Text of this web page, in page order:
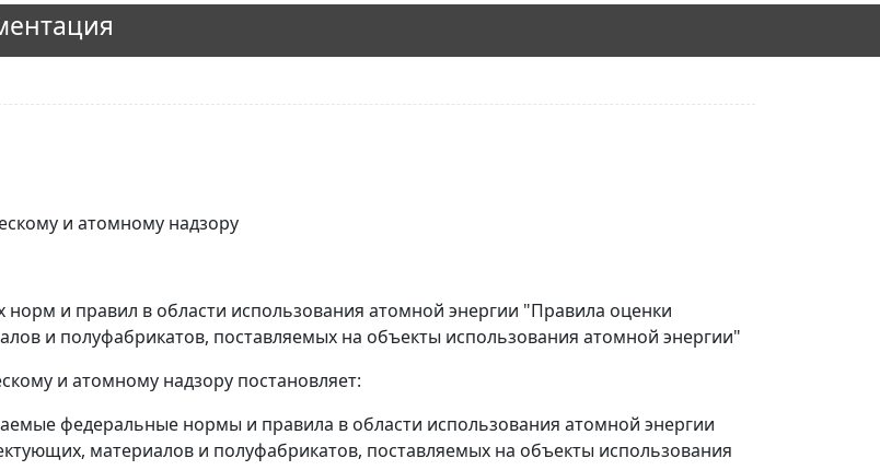
и атомному надзору
и правил в области использования атомной энергии "Правила оценки
и полуфабрикатов, поставляемых на объекты использования атомной энергии"
и атомному надзору постановляет:
федеральные нормы и правила в области использования атомной энергии
материалов и полуфабрикатов, поставляемых на объекты использования